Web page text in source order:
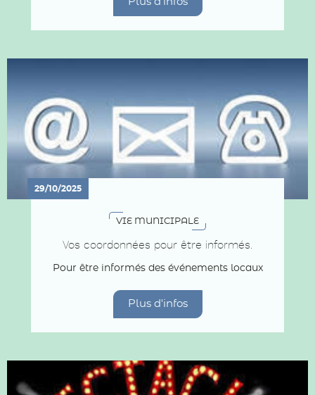
29/10/2025
VIE MUNICIPALE
Vos coordonnées pour être informés.
Pour être informés des événements locaux
Plus d'infos